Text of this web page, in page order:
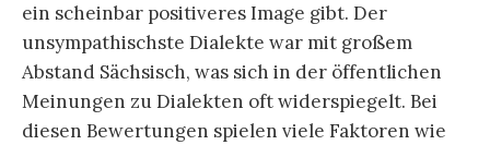
ein scheinbar positiveres Image gibt. Der
unsympathischste Dialekte war mit großem
Abstand Sächsisch, was sich in der öffentlichen
Meinungen zu Dialekten oft widerspiegelt. Bei
diesen Bewertungen spielen viele Faktoren wie